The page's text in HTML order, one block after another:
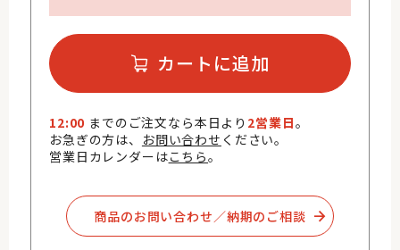
カートに追加
12:00 までのご注文なら本日より 2営業日。
お急ぎの方は、 お問い合わせ ください。
営業日カレンダーはこちら。
商品のお問い合わせ／納期のご相談​